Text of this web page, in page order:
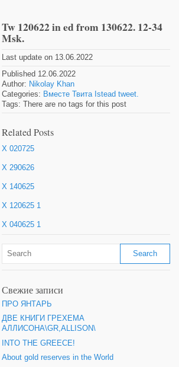
Tw 120622 in ed from 130622. 12-34
Msk.
Last update on 13.06.2022
Published 12.06.2022
Author: Nikolay Khan
Categories: Вместе Твита Istead tweet.
Tags: There are no tags for this post
Related Posts
X 020725
X 290626
X 140625
X 120625 1
X 040625 1
Свежие записи
ПРО ЯНТАРЬ
ДВЕ КНИГИ ГРЕХЕМА
АЛЛИСОНА\GR,ALLISON\
INTO THE GREECE!
About gold reserves in the World